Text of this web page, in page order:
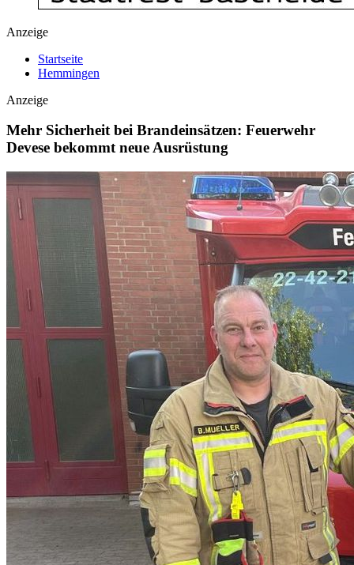
Anzeige
Startseite
Hemmingen
Anzeige
Mehr Sicherheit bei Brandeinsätzen: Feuerwehr
Devese bekommt neue Ausrüstung